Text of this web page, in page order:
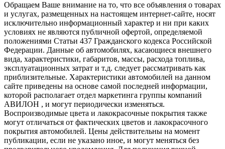
Обращаем Ваше внимание на то, что все объявления о товарах
и услугах, размещенных на настоящем интернет-сайте, носят
исключительно информационный характер и ни при каких
условиях не являются публичной офертой, определяемой
положениями Статьи 437 Гражданского кодекса Российской
Федерации. Данные об автомобилях, касающиеся внешнего
вида, характеристики, габаритов, массы, расхода топлива,
эксплуатационных затрат и т.д. следует рассматривать как
приблизительные. Характеристики автомобилей на данном
сайте приведены на основе самой последней информации,
которой располагает отдел маркетинга группы компаний
АВИЛОН , и могут периодически изменяться.
Воспроизводимые цвета и лакокрасочные покрытия также
могут отличаться от фактических цветов и лакокрасочного
покрытия автомобилей. Цены действительны на момент
публикации, если не указано иное, и могут меняться без